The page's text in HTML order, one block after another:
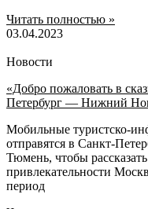
Читать полностью »
03.04.2023
Новости
«Добро пожаловать в
Петербург — Нижний
Мобильные туристско-
отправятся в Санкт-
Тюмень, чтобы
привлекательности
период